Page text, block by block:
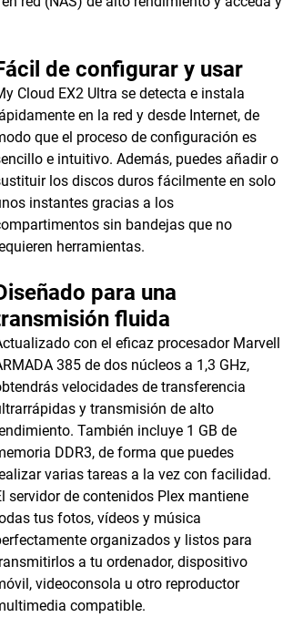
de configurar y usar
Cloud EX2 Ultra se detecta e instala
en la red y desde Internet, de
que el proceso de configuración es
e intuitivo. Además, puedes añadir o
los discos duros fácilmente en solo
instantes gracias a los
sin bandejas que no
herramientas.
para una
fluida
con el eficaz procesador Marvell
385 de dos núcleos a 1,3 GHz,
velocidades de transferencia
y transmisión de alto
También incluye 1 GB de
DDR3, de forma que puedes
varias tareas a la vez con facilidad.
servidor de contenidos Plex mantiene
tus fotos, vídeos y música
organizados y listos para
a tu ordenador, dispositivo
videoconsola u otro reproductor
compatible.